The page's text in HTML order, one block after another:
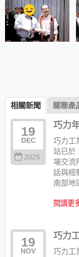
相關新聞 關聯產
19
DEC
2025
巧力
巧力工
站已於
場交流
話與經
南部地
閱讀更
19
NOV
巧力
巧力工